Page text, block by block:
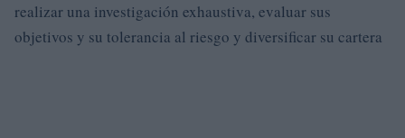
realizar una investigación exhaustiva, evaluar sus
objetivos y su tolerancia al riesgo y diversificar su cartera